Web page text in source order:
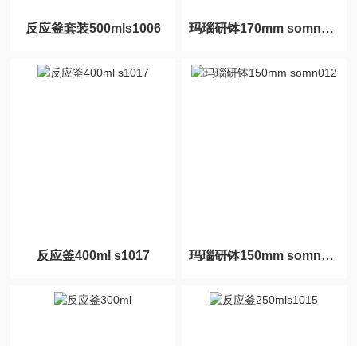
反应釜套装500mls1006 玛瑙研钵170mm somn014​
反应釜400ml s1017 玛瑙研钵150mm somn012